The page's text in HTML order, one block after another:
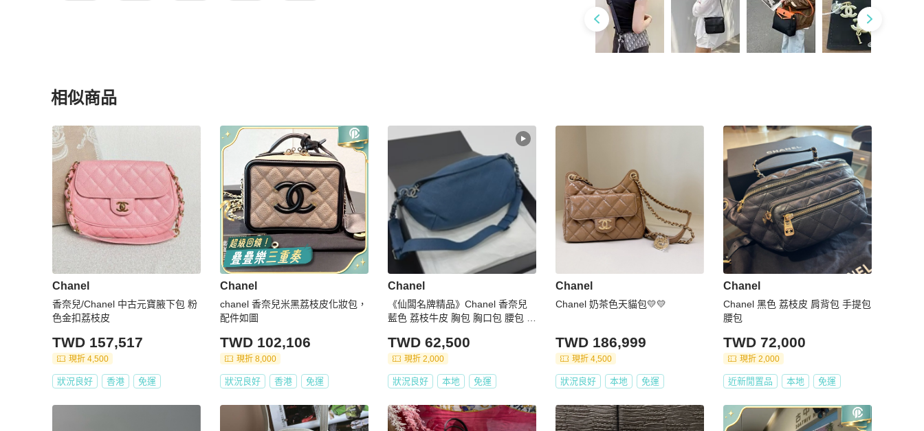
相似商品
更多相似Chanel女包推薦精品
Chanel
香奈兒/Chanel 中古元寶腋下包 粉
色金扣荔枝皮
TWD 157,517
現折 4,500
狀況良好 香港 免運
Chanel
chanel 香奈兒米黑荔枝皮化妝包，
配件如圖
TWD 102,106
現折 8,000
狀況良好 香港 免運
Chanel
《仙闆名牌精品》Chanel 香奈兒
藍色 荔枝牛皮 胸包 胸口包 腰包 斜
TWD 62,500
現折 2,000
狀況良好 本地 免運
Chanel
Chanel 奶茶色天貓包💛💛
TWD 186,999
現折 4,500
狀況良好 本地 免運
Chanel
Chanel 黑色 荔枝皮 肩背包 手提包
腰包
TWD 72,000
現折 2,000
近新閒置品 本地 免運